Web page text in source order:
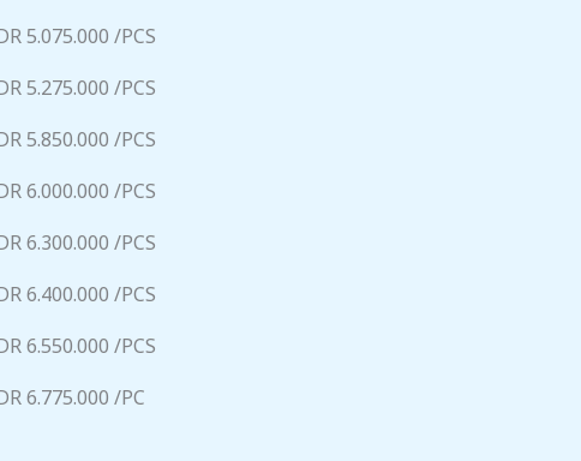
5.075.000 /PCS
5.275.000 /PCS
5.850.000 /PCS
6.000.000 /PCS
6.300.000 /PCS
6.400.000 /PCS
6.550.000 /PCS
6.775.000 /PC